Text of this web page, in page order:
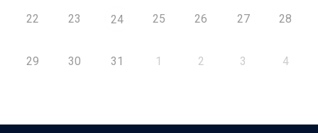
22 23 24 25 26 27 28
29 30 31 1 2 3 4